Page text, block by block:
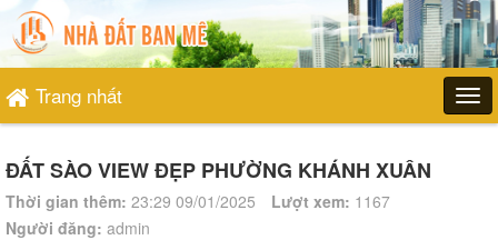
Trang nhất
ĐẤT SÀO VIEW ĐẸP PHƯỜNG KHÁNH XUÂN
Thời gian thêm: 23:29 09/01/2025 Lượt xem: 1167
Người đăng: admin